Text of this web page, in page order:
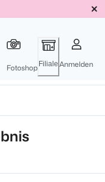
Fotoshop Filiale Anmelden